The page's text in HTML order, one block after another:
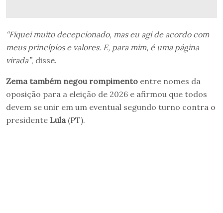
“Fiquei muito decepcionado, mas eu agi de acordo com
meus princípios e valores. E, para mim, é uma página
virada”, disse.
Zema também negou rompimento entre nomes da
oposição para a eleição de 2026 e afirmou que todos
devem se unir em um eventual segundo turno contra o
presidente Lula (PT).